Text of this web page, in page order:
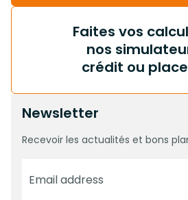
Faites vos
nos
crédit ou
Newsletter
Recevoir les actualités et bons